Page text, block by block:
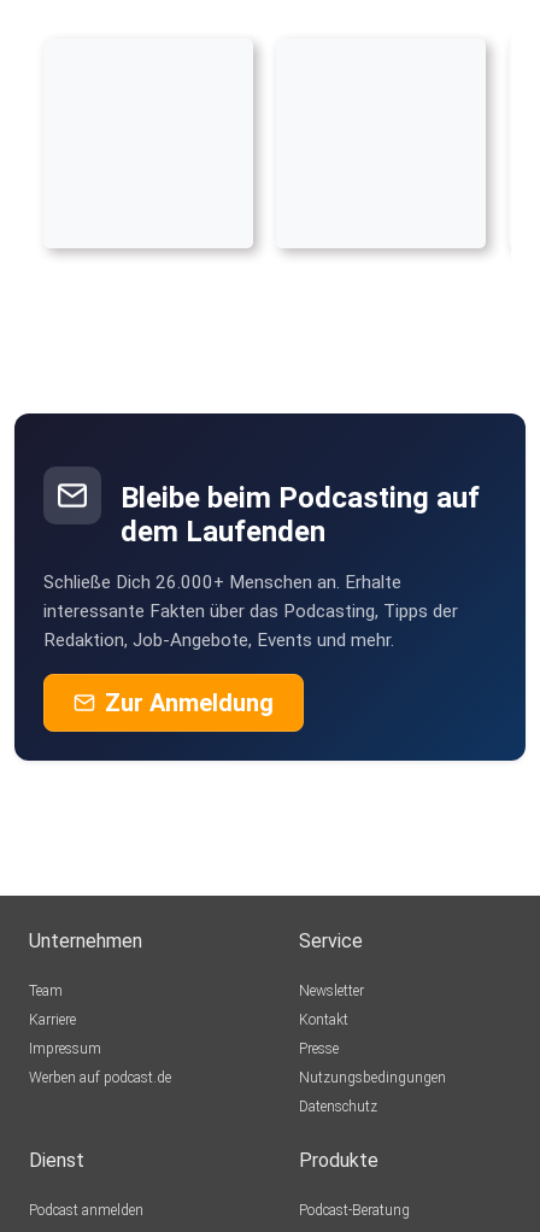
Bleibe beim Podcasting auf
dem Laufenden
Schließe Dich 26.000+ Menschen an. Erhalte
interessante Fakten über das Podcasting, Tipps der
Redaktion, Job-Angebote, Events und mehr.
Zur Anmeldung
Unternehmen
Team
Karriere
Impressum
Werben auf podcast.de
Service
Newsletter
Kontakt
Presse
Nutzungsbedingungen
Datenschutz
Dienst
Podcast anmelden
Produkte
Podcast-Beratung